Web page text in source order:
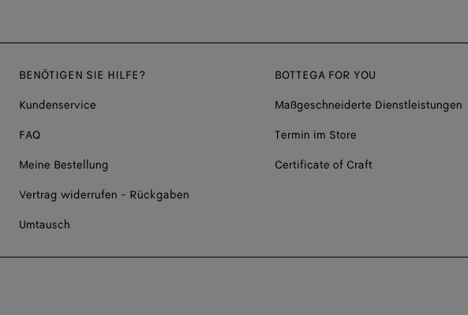
BENÖTIGEN SIE HILFE?
Kundenservice
FAQ
Meine Bestellung
Vertrag widerrufen - Rückgaben
Umtausch
BOTTEGA FOR YOU
Maßgeschneiderte Dienstleistungen
Termin im Store
Certificate of Craft